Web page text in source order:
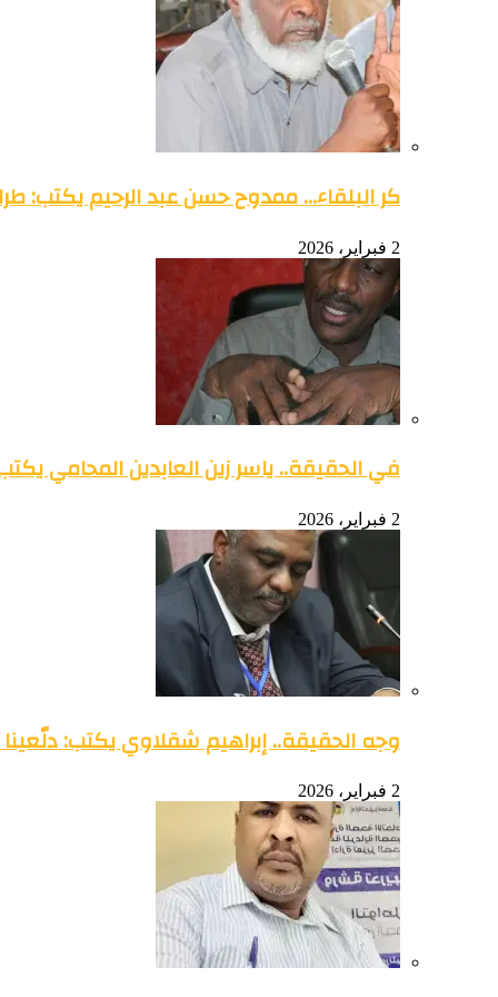
كر البلقاء… ممدوح حسن عبد الرحيم يكتب:
2 فبراير، 2026
في الحقيقة.. ياسر زين العابدين المحامي
2 فبراير، 2026
وجه الحقيقة.. إبراهيم شقلاوي يكتب:
2 فبراير، 2026